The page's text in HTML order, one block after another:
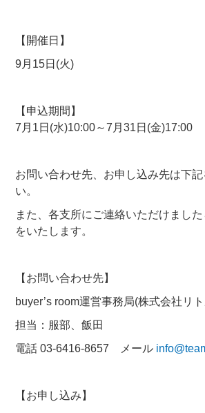
【開催日】
9月15日(火)
【申込期間】
7月1日(水)10:00～7月31日(金)17:00
お問い合わせ先、お申し込み先は下
い。
また、各支所にご連絡いただけまし
をいたします。
【お問い合わせ先】
buyer’s room運営事務局(株式会社リ
担当：服部、飯田
電話 03-6416-8657 メール
【お申し込み】